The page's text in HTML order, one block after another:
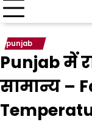
punjab
Punjab में
सामान्य –